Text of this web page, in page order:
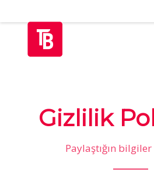
Gizlilik
Paylaştığın